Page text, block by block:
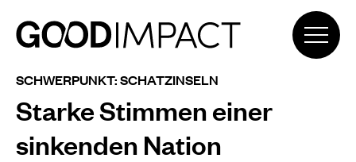
SCHWERPUNKT: SCHATZINSELN
Starke Stimmen einer
sinkenden Nation